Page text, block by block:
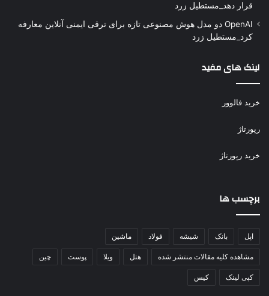
قرار دهد_مستطیل زرد
OpenAI دو مدل هوش مصنوعی تازه برای ترقی ایمنی آنلاین معارفه
کرد_مستطیل زرد
لینک های مفید
خرید فالوور
رپورتاژ
خرید رپورتاژ
برچسب ها
اپل بانک شیشه فولاد ماشین
مشاهده کلیه مقالات منتشر شده هتل ویلا پوست چین
کپی لینک کیس